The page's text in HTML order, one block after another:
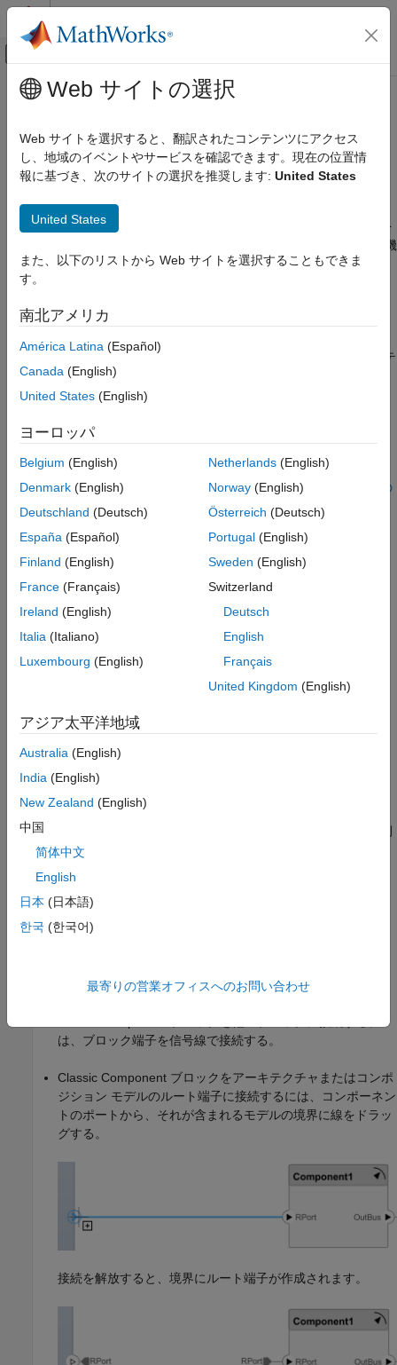
コンテンツへスキップ
オフキャンバス ナビゲーション メ
ドキュメンテーションのホーム
自動車
AUTOSAR Blockset
項目一覧
コンポジション ブロックの Classic モデルへ
参考
メインコンテンツ
AUTOSAR Classic コンポーネント
およびコンポジションの追加と接
続
AUTOSAR アーキテクチャ モデルを作成したら、AUTOSAR
Classic または AUTOSAR Adaptive の最上位ソフトウェア設計を
作成します。コンポジション エディターには、AUTOSAR 仮想機
能バス (VFB) に基づいて AUTOSAR ソフトウェア アーキテクチ
ャが表示されます。
まず、Simulink
ャ モデルが構成されていることを確認します。その後、アーキテ
クチャ モデルの最上位から開始して、コンポジション エディタ
ーと[モデル化]タブを使用して、AUTOSAR ソフトウェア コン
す。
または、ARXML ファイルからソフトウェア コンポジションをイ
ンポートできます。
ARXML からの AUTOSAR コンポジションの
インポート を参照してください。
Classic Component ブロックの追加と接続
アーキテクチャ モデルに AUTOSAR Classic ソフトウェア コン
ポーネントを追加し、接続するには、次のようにします。
たはキャンバスの左側にあるパレットから
Componentブロックを追加する。プロパティ インスペクタ
ーを使用して、コンポーネント[種類]を[Application]
[SensorActuator]
定できます。
コンポーネントの要求側ポートと提供側ポートを追加する。
Component ブロックの端をクリックします。ポートのコン
、提供側
ポートには
は、ブロック端子を信号線で接続する。
Classic Component ブロックをアーキテクチャまたはコンポ
ジション モデルのルート端子に接続するには、コンポーネン
トのポートから、それが含まれるモデルの境界に線をドラッ
グする。
接続を解放すると、境界にルート端子が作成されます。
Web サイトの選択
Web サイトを選択すると、翻訳されたコンテンツにアクセス
し、地域のイベントやサービスを確認できます。現在の位置情
報に基づき、次のサイトの選択を推奨します: United States
United States
また、以下のリストから Web サイトを選択することもできま
す。
南北アメリカ
América Latina (Español)
Canada (English)
United States (English)
ヨーロッパ
Belgium (English)
Denmark (English)
Deutschland (Deutsch)
España (Español)
Finland (English)
France (Français)
Ireland (English)
Italia (Italiano)
Luxembourg (English)
Netherlands(English)
Norway(English)
Österreich (Deutsch)
Portugal(English)
Sweden (English)
Switzerland
Deutsch
English
Français
United Kingdom (English)
アジア太平洋地域
Australia (English)
India (English)
New Zealand (English)
中国
简体中文
English
日本 (日本語)
한국 (한국어)
最寄りの営業オフィスへのお問い合わせ